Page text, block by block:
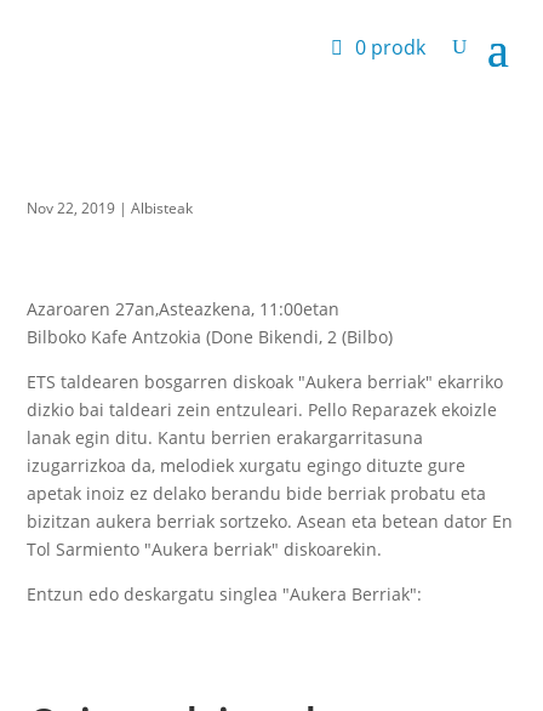
0 prodk
Nov 22, 2019 |Albisteak
Azaroaren 27an,Asteazkena, 11:00etan
Bilboko Kafe Antzokia (Done Bikendi, 2 (Bilbo)
ETS taldearen bosgarren diskoak "Aukera berriak" ekarriko
dizkio bai taldeari zein entzuleari. Pello Reparazek ekoizle
lanak egin ditu. Kantu berrien erakargarritasuna
izugarrizkoa da, melodiek xurgatu egingo dituzte gure
apetak inoiz ez delako berandu bide berriak probatu eta
bizitzan aukera berriak sortzeko. Asean eta betean dator En
Tol Sarmiento "Aukera berriak" diskoarekin.
Entzun edo deskargatu singlea "Aukera Berriak":